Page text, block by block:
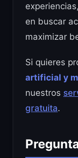
en buscar
maximizar
Si quieres
artificial y
nuestros
gratuita.